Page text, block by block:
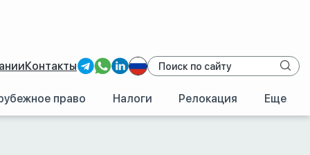
Контакты
право Налоги Релокация Еще